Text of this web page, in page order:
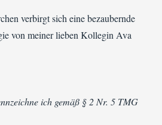
verbirgt sich eine bezaubernde
von meiner lieben Kollegin Ava
ich gemäß § 2 Nr. 5 TMG